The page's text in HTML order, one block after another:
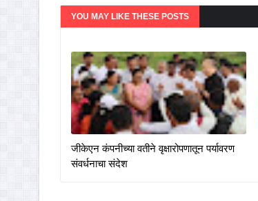
YOU MAY LIKE THESE POSTS
जीकेएन कंपनीच्या वतीने वृक्षारोपणातून पर्यावरण
संवर्धनाचा संदेश